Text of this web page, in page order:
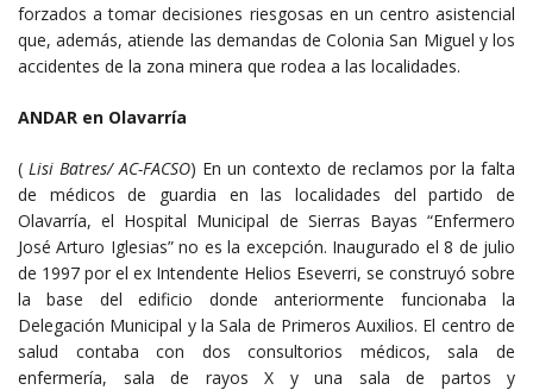
forzados a tomar decisiones riesgosas en un centro asistencial
que, además, atiende las demandas de Colonia San Miguel y los
accidentes de la zona minera que rodea a las localidades.
ANDAR en Olavarría
( Lisi Batres/ AC-FACSO) En un contexto de reclamos por la falta
de médicos de guardia en las localidades del partido de
Olavarría, el Hospital Municipal de Sierras Bayas “Enfermero
José Arturo Iglesias” no es la excepción. Inaugurado el 8 de julio
de 1997 por el ex Intendente Helios Eseverri, se construyó sobre
la base del edificio donde anteriormente funcionaba la
Delegación Municipal y la Sala de Primeros Auxilios. El centro de
salud contaba con dos consultorios médicos, sala de
enfermería, sala de rayos X y una sala de partos y